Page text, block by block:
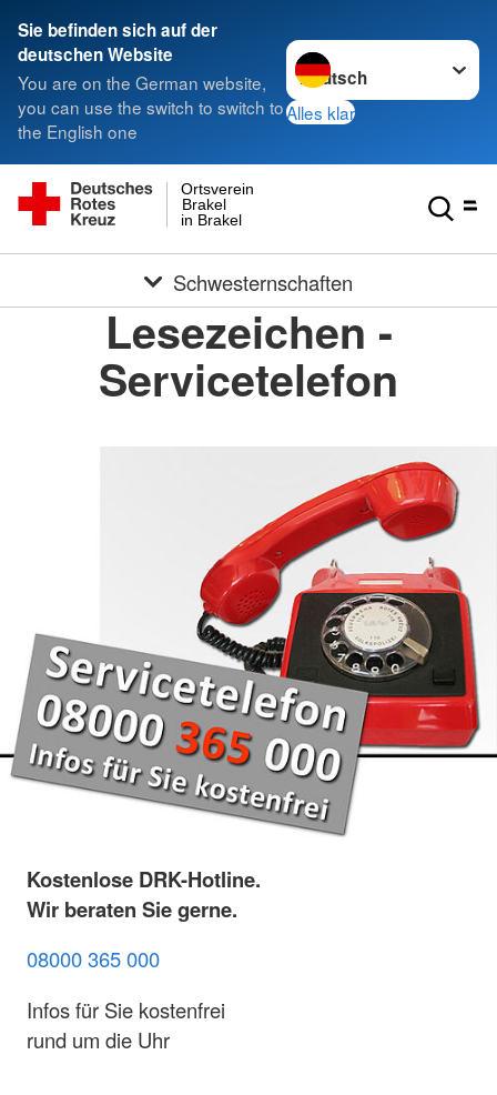
Sie befinden sich auf der
deutschen Website
You are on the German website,
you can use the switch to switch to
the English one
Sprache wechseln zu
Alles klar
in Brakel
Brakel
Ortsverein
Schwesternschaften
Lesezeichen -
Servicetelefon
Kostenlose DRK-Hotline.
Wir beraten Sie gerne.
08000 365 000
Infos für Sie kostenfrei
rund um die Uhr